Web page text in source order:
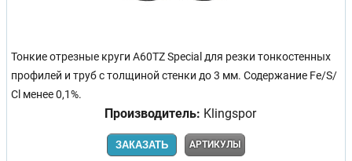
Тонкие отрезные круги A60TZ Special для резки тонкостенных
профилей и труб с толщиной стенки до 3 мм. Содержание Fe/S/
Сl менее 0,1%.
Производитель: Klingspor
ЗАКАЗАТЬ АРТИКУЛЫ